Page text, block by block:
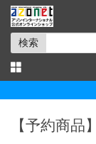
検索
【予約商品